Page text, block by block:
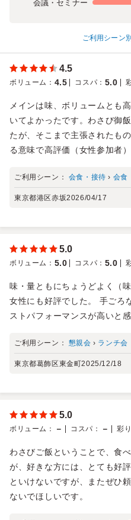
会議・セミナー
ご利用シーン
4.5
ボリューム ： 4.5 コスパ ： 5.0
メインは味、ボリュームとも
いてよかったです。わさび御
たが、そこまで主張されたも
る意味で高評価（女性参加者）
ご利用シーン： 会食・接待 › 会食
東京都港区赤坂2026/04/17
5.0
ボリューム ： 5.0 コスパ ： 5.0
味・量ともにちょうどよく（
女性にも好評でした。 手ごろ
ストパフォーマンスが高いと
ご利用シーン： 懇親会 › ランチ会
東京都葛飾区東金町2025/12/18
5.0
ボリューム ： － コスパ ： － 彩り
わさびご飯ということで、食
が、好きな方には、とても好
といけないですが、またぜひ
ないでほしいです。